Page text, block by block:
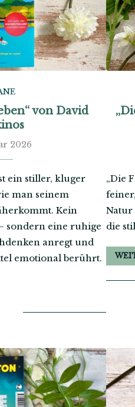
von David
2026
ein stiller, kluger
man seinem
Kein
sondern eine ruhige
anregt und
emotional berührt.
„Die
Natur
die